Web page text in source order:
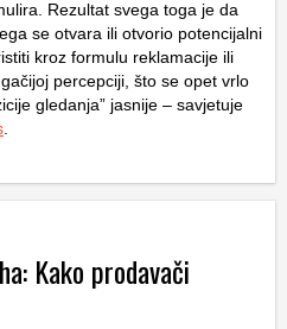
Rezultat svega toga je da
se otvara ili otvorio potencijalni
kroz formulu reklamacije ili
percepciji, što se opet vrlo
gledanja” jasnije – savjetuje
.
Kako prodavači